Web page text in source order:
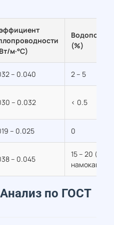
м·°С)
(%)
– 0.040 2 – 5
– 0.032 < 0.5
– 0.025 0
– 0.045
15 – 20 (при
намокании)
по ГОСТ